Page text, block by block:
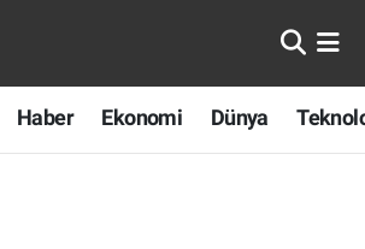
Haber Ekonomi Dünya